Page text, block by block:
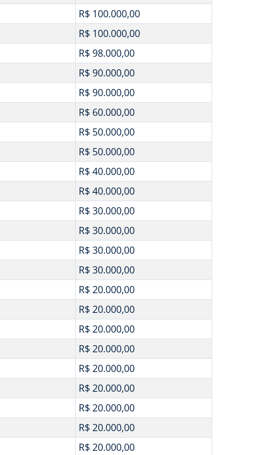
R$ 100.000,00
R$ 100.000,00
R$ 98.000,00
R$ 90.000,00
R$ 90.000,00
R$ 60.000,00
R$ 50.000,00
R$ 50.000,00
R$ 40.000,00
R$ 40.000,00
R$ 30.000,00
R$ 30.000,00
R$ 30.000,00
R$ 30.000,00
R$ 20.000,00
R$ 20.000,00
R$ 20.000,00
R$ 20.000,00
R$ 20.000,00
R$ 20.000,00
R$ 20.000,00
R$ 20.000,00
R$ 20.000,00